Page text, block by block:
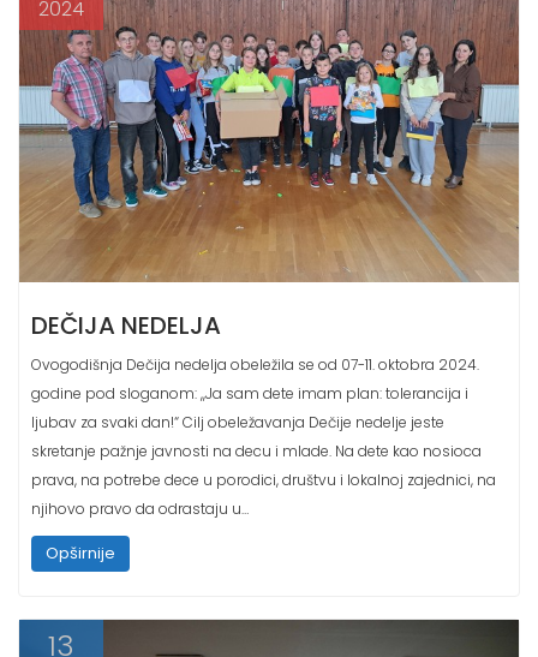
Ovogodišnja Dečija nedelja obeležila se od 07-11. oktobra 2024.
godine pod sloganom: ,,Ja sam dete imam plan: tolerancija i
ljubav za svaki dan!“ Cilj obeležavanja Dečije nedelje jeste
skretanje pažnje javnosti na decu i mlade. Na dete kao nosioca
prava, na potrebe dece u porodici, društvu i lokalnoj zajednici, na
njihovo pravo da odrastaju u…
Opširnije
13
Sep